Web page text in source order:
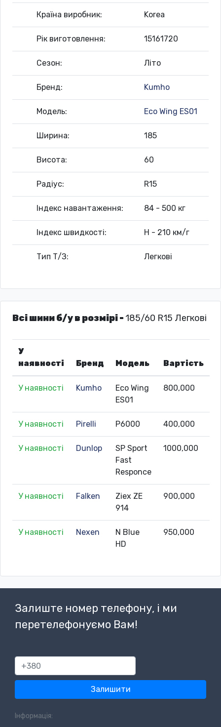
Країна виробник: Korea
Рік виготовлення: 15161720
Сезон: Літо
Бренд: Kumho
Модель: Eco Wing ES01
Ширина: 185
Висота: 60
Радіус: R15
Індекс навантаження: 84 - 500 кг
Індекс швидкості: H - 210 км/г
Тип Т/З: Легкові
Всі шини б/у в розмірі - 185/60 R15 Легкові
У
наявності
Бренд Модель Вартість
У наявності Kumho
Eco Wing
ES01
800,000
У наявності Pirelli P6000 400,000
У наявності Dunlop
SP Sport
Fast
Responce
1000,000
У наявності Falken
Ziex ZE
914
900,000
У наявності Nexen
N Blue
HD
950,000
Залиште номер телефону, і ми
перетелефонуємо Вам!
380
Залишити
Інформація: